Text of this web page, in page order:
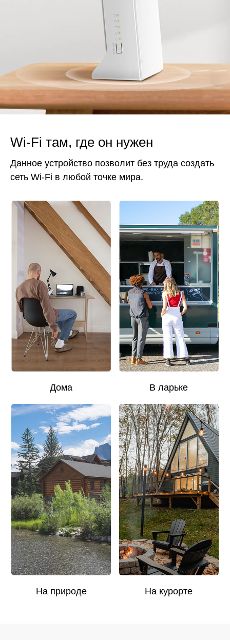
Wi‑Fi там, где он нужен
Данное устройство позволит без труда создать
сеть Wi‑Fi в любой точке мира.
Дома В ларьке
На природе На курорте